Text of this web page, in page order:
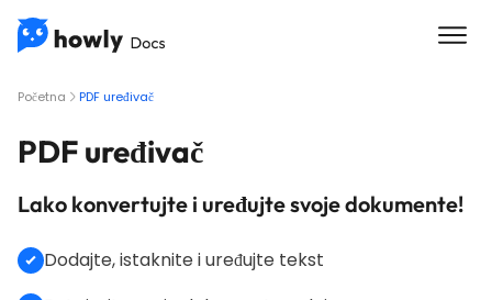
Početna PDF uređivač
PDF uređivač
Lako konvertujte i uređujte svoje dokumente!
Dodajte, istaknite i uređujte tekst